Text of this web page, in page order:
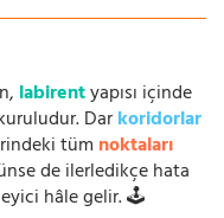
labirentyapısı içinde
Darkoridorlar
tüm noktaları
de ilerledikçe hata
hâle gelir. 🕹️